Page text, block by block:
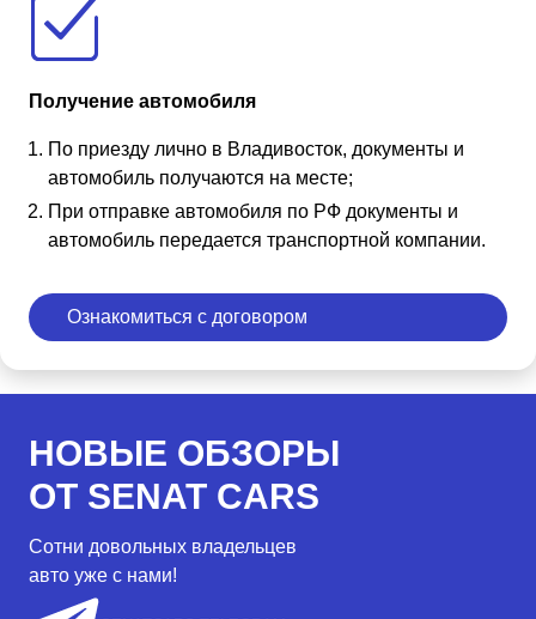
Получение автомобиля
По приезду лично в Владивосток, документы и
автомобиль получаются на месте;
При отправке автомобиля по РФ документы и
автомобиль передается транспортной компании.
Ознакомиться с договором
НОВЫЕ ОБЗОРЫ
ОТ SENAT CARS
Сотни довольных владельцев
авто уже с нами!